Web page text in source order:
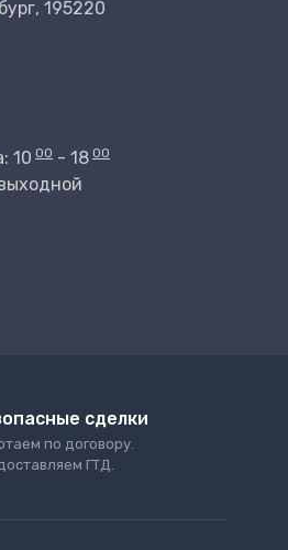
195220
10 00 - 18 00
сделки
по договору.
ГТД.